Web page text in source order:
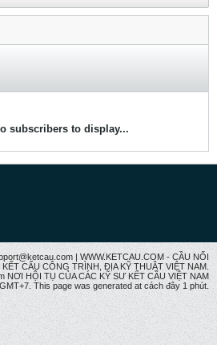
subscribers to display...
| WWW.KETCAU.COM - CẦU NỐI
CẤU CÔNG TRÌNH, ĐỊA KỸ THUẬT VIỆT NAM.
NƠI HỘI TỤ CỦA CÁC KỸ SƯ KẾT CÂU VIỆT NAM
This page was generated at cách đây 1 phút.